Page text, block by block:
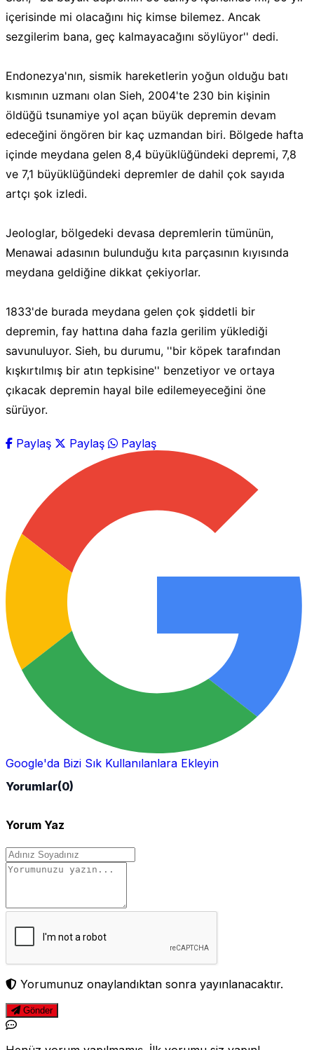
içerisinde mi olacağını hiç kimse bilemez. Ancak
sezgilerim bana, geç kalmayacağını söylüyor'' dedi.
Endonezya'nın, sismik hareketlerin yoğun olduğu batı
kısmının uzmanı olan Sieh, 2004'te 230 bin kişinin
öldüğü tsunamiye yol açan büyük depremin devam
edeceğini öngören bir kaç uzmandan biri. Bölgede hafta
içinde meydana gelen 8,4 büyüklüğündeki depremi, 7,8
ve 7,1 büyüklüğündeki depremler de dahil çok sayıda
artçı şok izledi.
Jeologlar, bölgedeki devasa depremlerin tümünün,
Menawai adasının bulunduğu kıta parçasının kıyısında
meydana geldiğine dikkat çekiyorlar.
1833'de burada meydana gelen çok şiddetli bir
depremin, fay hattına daha fazla gerilim yüklediği
savunuluyor. Sieh, bu durumu, ''bir köpek tarafından
kışkırtılmış bir atın tepkisine'' benzetiyor ve ortaya
çıkacak depremin hayal bile edilemeyeceğini öne
sürüyor.
Paylaş Paylaş Paylaş
Google'da Bizi Sık Kullanılanlara Ekleyin
Yorumlar(0)
Yorum Yaz
Yorumunuz onaylandıktan sonra yayınlanacaktır.
Gönder